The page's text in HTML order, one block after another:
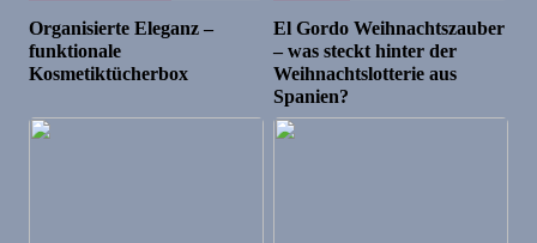
Organisierte Eleganz –
funktionale
Kosmetiktücherbox
El Gordo Weihnachtszauber
– was steckt hinter der
Weihnachtslotterie aus
Spanien?